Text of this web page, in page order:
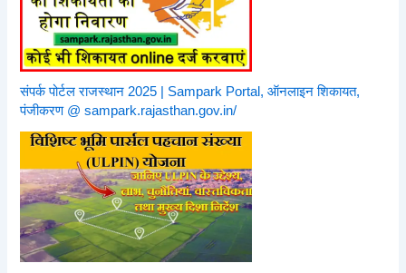
संपर्क पोर्टल राजस्थान 2025 | Sampark Portal, ऑनलाइन शिकायत,
पंजीकरण @ sampark.rajasthan.gov.in/